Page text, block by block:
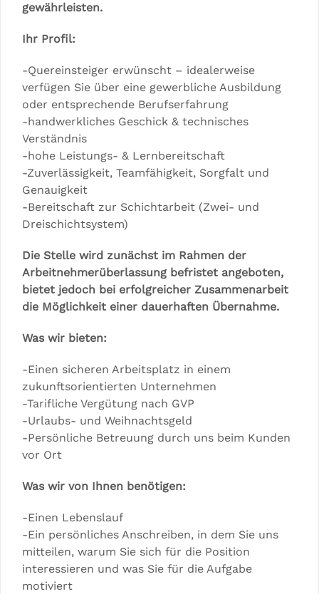
gewährleisten.
Ihr Profil:
-Quereinsteiger erwünscht – idealerweise
verfügen Sie über eine gewerbliche Ausbildung
oder entsprechende Berufserfahrung
-handwerkliches Geschick & technisches
Verständnis
-hohe Leistungs- & Lernbereitschaft
-Zuverlässigkeit, Teamfähigkeit, Sorgfalt und
Genauigkeit
-Bereitschaft zur Schichtarbeit (Zwei- und
Dreischichtsystem)
Die Stelle wird zunächst im Rahmen der
Arbeitnehmerüberlassung befristet angeboten,
bietet jedoch bei erfolgreicher Zusammenarbeit
die Möglichkeit einer dauerhaften Übernahme.
Was wir bieten:
-Einen sicheren Arbeitsplatz in einem
zukunftsorientierten Unternehmen
-Tarifliche Vergütung nach GVP
-Urlaubs- und Weihnachtsgeld
-Persönliche Betreuung durch uns beim Kunden
vor Ort
Was wir von Ihnen benötigen:
-Einen Lebenslauf
-Ein persönliches Anschreiben, in dem Sie uns
mitteilen, warum Sie sich für die Position
interessieren und was Sie für die Aufgabe
motiviert